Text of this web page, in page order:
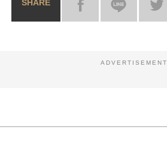
SHARE
ADVERTISEMENT